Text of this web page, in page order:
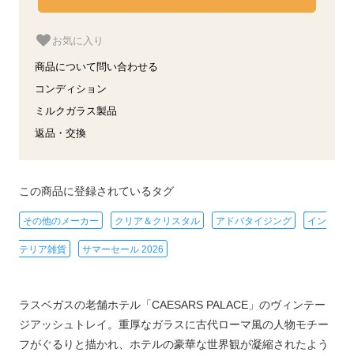
お気に入り
商品について問い合わせる
コンディション
ミルクガラス製品
返品・交換
この商品に登録されているタグ
その他のメーカー クリア＆クリスタル アドバタイジング イン
テリア雑貨 サマーセール 2026
ラスベガスの老舗ホテル「CAESARS PALACE」のヴィンテー
ジアッシュトレイ。重厚なガラスに古代ローマ風の人物モチー
フがぐるりと描かれ、ホテルの豪華な世界観が凝縮されたよう